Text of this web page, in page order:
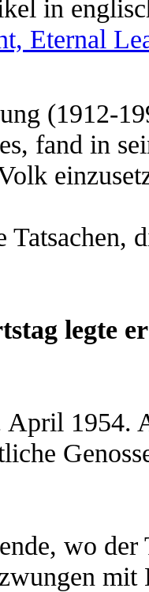
in
Eternal
(1912-
fand in
legte
April 1954.
wo der